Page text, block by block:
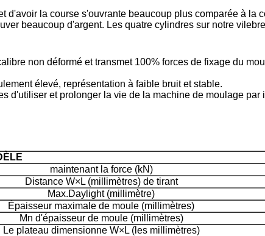
d'avoir la course s'ouvrante beaucoup plus comparée à la
beaucoup d'argent. Les quatre cylindres sur notre
non déformé et transmet 100% forces de fixage du
élevé, représentation à faible bruit et stable.
d'utiliser et prolonger la vie de la machine de moulage par
maintenant la force (kN)
Distance W×L (millimètres) de tirant
Max.Daylight (millimètre)
Épaisseur maximale de moule (millimètres)
Mn d'épaisseur de moule (millimètres)
Le plateau dimensionne W×L (les millimètres)